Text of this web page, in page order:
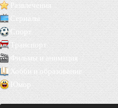
Развлечения
Сериалы
Спорт
Транспорт
Фильмы и анимация
Хобби и образование
Юмор